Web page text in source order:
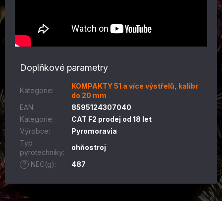
Doplňkové parametry
Kategorie:
KOMPAKTY 51 a více výstřelů, kalibr
do 20 mm
EAN:
8595124307040
Kategorie:
CAT F2 prodej od 18 let
Výrobce:
Pyromoravia
Typ
pyrotechniky:
ohňostroj
?
NEC(g): 487